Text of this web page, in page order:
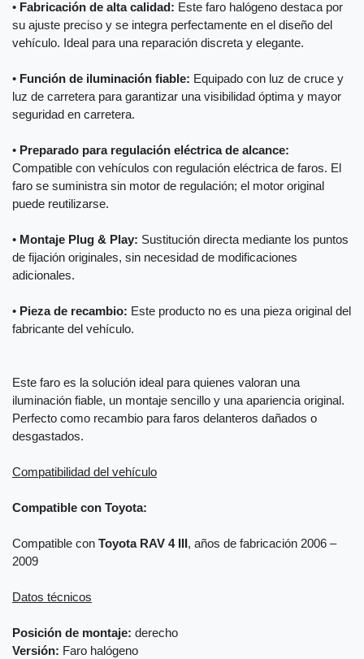
• Fabricación de alta calidad: Este faro halógeno destaca por
su ajuste preciso y se integra perfectamente en el diseño del
vehículo. Ideal para una reparación discreta y elegante.
• Función de iluminación fiable: Equipado con luz de cruce y
luz de carretera para garantizar una visibilidad óptima y mayor
seguridad en carretera.
• Preparado para regulación eléctrica de alcance:
Compatible con vehículos con regulación eléctrica de faros. El
faro se suministra sin motor de regulación; el motor original
puede reutilizarse.
• Montaje Plug & Play: Sustitución directa mediante los puntos
de fijación originales, sin necesidad de modificaciones
adicionales.
• Pieza de recambio: Este producto no es una pieza original del
fabricante del vehículo.
Este faro es la solución ideal para quienes valoran una
iluminación fiable, un montaje sencillo y una apariencia original.
Perfecto como recambio para faros delanteros dañados o
desgastados.
Compatibilidad del vehículo
Compatible con Toyota:
Compatible con Toyota RAV 4 III , años de fabricación 2006 –
2009
Datos técnicos
Posición de montaje: derecho
Versión: Faro halógeno